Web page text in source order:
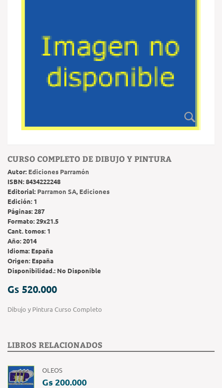
CURSO COMPLETO DE DIBUJO Y PINTURA
Autor: Ediciones Parramón
ISBN:8434222248
Editorial: Parramon SA, Ediciones
Edición: 1
Páginas:287
Formato:29x21.5
Cant. tomos: 1
Año:2014
Idioma: España
Origen: España
Disponibilidad.: No Disponible
Gs 520.000
Dibujo y Pintura Curso Completo
LIBROS RELACIONADOS
OLEOS
Gs 200.000